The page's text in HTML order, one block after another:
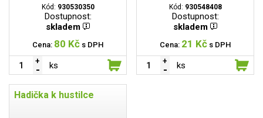
Kód: 930530350
Dostupnost:
skladem
Cena: 80 Kč s DPH
ks
Kód: 930548408
Dostupnost:
skladem
Cena: 21 Kč s DPH
ks
Hadička k hustilce